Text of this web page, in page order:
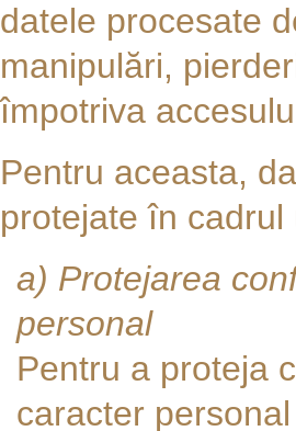
datele procesate
manipulări,
împotriva
Pentru aceasta,
protejate în
a) Protejarea
personal
Pentru a proteja
caracter